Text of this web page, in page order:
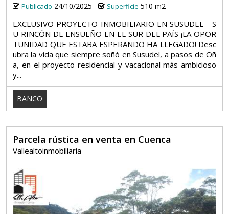
Publicado 24/10/2025 Superficie 510 m2
EXCLUSIVO PROYECTO INMOBILIARIO EN SUSUDEL - S
U RINCÓN DE ENSUEÑO EN EL SUR DEL PAÍS ¡LA OPOR
TUNIDAD QUE ESTABA ESPERANDO HA LLEGADO! Desc
ubra la vida que siempre soñó en Susudel, a pasos de Oñ
a, en el proyecto residencial y vacacional más ambicioso
y...
BANCO
Parcela rústica en venta en Cuenca
Vallealtoinmobiliaria